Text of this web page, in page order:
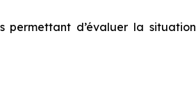
permettant d’évaluer la situation